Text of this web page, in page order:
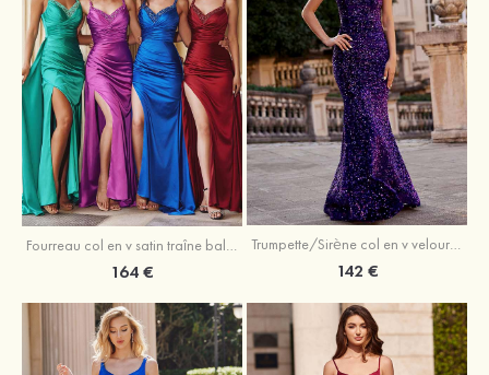
Fourreau col en v satin traîne balayage robe de bal
164 €
Trumpette/Sirène col en v velours paillettes traîne balayage robe de bal
142 €